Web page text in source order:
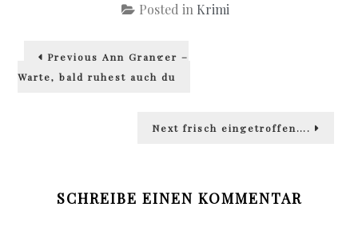
Posted in Krimi
Beitragsnavigation
Previous
Previous
Ann Granger –
Warte, bald ruhest auch du
Next Next
frisch eingetroffen….
SCHREIBE EINEN KOMMENTAR